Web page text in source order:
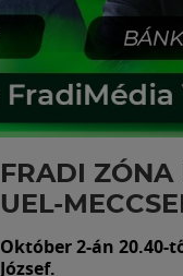
FRADI ZÓNA
UEL-
Október 2-án
József.